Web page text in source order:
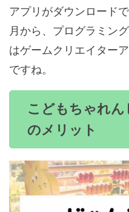
アプリがダウンロード
月から、プログラミン
はゲームクリエイター
ですね。
こどもちゃれ
のメリット